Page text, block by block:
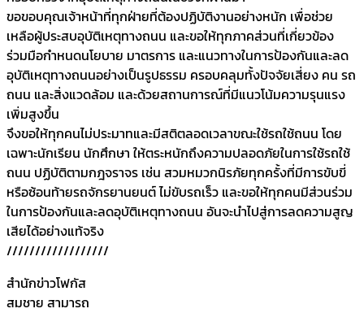
ขอขอบคุณเจ้าหน้าที่ทุกฝ่ายที่ต้องปฏิบัติงานอย่างหนัก เพื่อช่วย
เหลือผู้ประสบอุบัติเหตุทางถนน และขอให้ทุกภาคส่วนที่เกี่ยวข้อง
ร่วมมือกำหนดนโยบาย มาตรการ และแนวทางในการป้องกันและลด
อุบัติเหตุทางถนนอย่างเป็นรูปธรรม ครอบคลุมทั้งปัจจัยเสี่ยง คน รถ
ถนน และสิ่งแวดล้อม และด้วยสถานการณ์ที่มีแนวโน้มความรุนแรง
เพิ่มสูงขึ้น
จึงขอให้ทุกคนไม่ประมาทและมีสติตลอดเวลาขณะใช้รถใช้ถนน โดย
เฉพาะนักเรียน นักศึกษา ให้ตระหนักถึงความปลอดภัยในการใช้รถใช้
ถนน ปฏิบัติตามกฎจราจร เช่น สวมหมวกนิรภัยทุกครั้งที่มีการขับขี่
หรือซ้อนท้ายรถจักรยานยนต์ ไม่ขับรถเร็ว และขอให้ทุกคนมีส่วนร่วม
ในการป้องกันและลดอุบัติเหตุทางถนน อันจะนำไปสู่การลดความสูญ
เสียได้อย่างแท้จริง
//////////////////
สำนักข่าวโฟกัส
สมชาย สามารถ